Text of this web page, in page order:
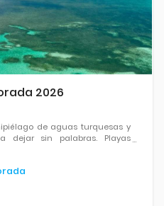
2026
de aguas turquesas y
sin palabras. Playas
y una vibra caribeña única.